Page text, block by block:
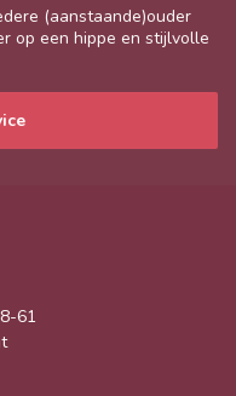
(aanstaande)ouder
op een hippe en stijlvolle
61